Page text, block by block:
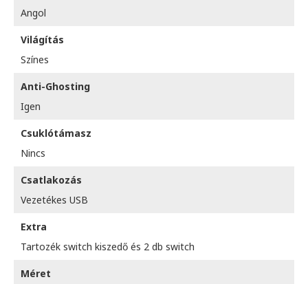
Angol
Világítás
Színes
Anti-Ghosting
Igen
Csuklótámasz
Nincs
Csatlakozás
Vezetékes USB
Extra
Tartozék switch kiszedő és 2 db switch
Méret